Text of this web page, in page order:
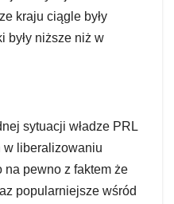
kraju ciągle były
były niższe niż w
sytuacji władze PRL
w liberalizowaniu
na pewno z faktem że
popularniejsze wśród